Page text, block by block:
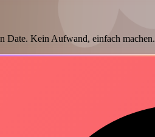
Date. Kein Aufwand, einfach machen.